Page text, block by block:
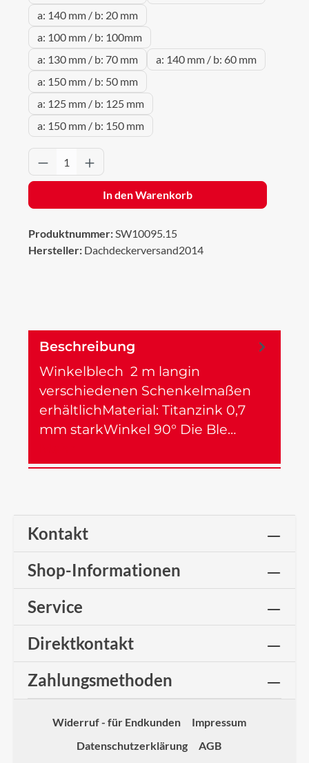
a: 140 mm / b: 20 mm
a: 100 mm / b: 100mm
a: 130 mm / b: 70 mm
a: 140 mm / b: 60 mm
a: 150 mm / b: 50 mm
a: 125 mm / b: 125 mm
a: 150 mm / b: 150 mm
Produkt Anzahl: Gib den gewünschten
In den Warenkorb
Produktnummer:SW10095.15
Hersteller: Dachdeckerversand2014
Beschreibung
Winkelblech 2 m langin
verschiedenen Schenkelmaßen
erhältlichMaterial: Titanzink 0,7
mm starkWinkel 90° Die Ble…
Kontakt
Shop-Informationen
Service
Direktkontakt
Zahlungsmethoden
Widerruf - für Endkunden
Impressum
Datenschutzerklärung
AGB